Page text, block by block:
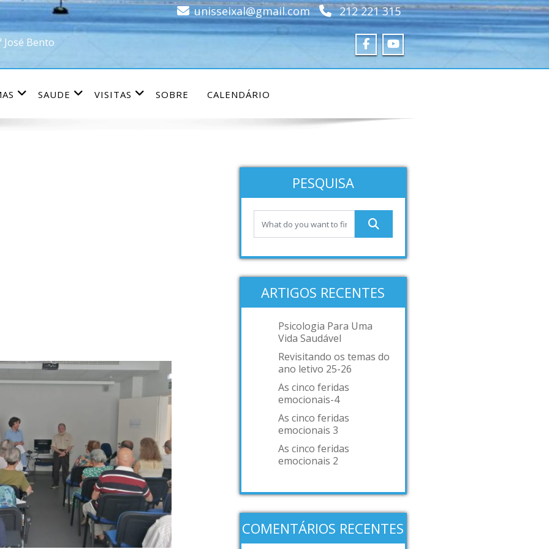
Bento
unisseixal@gmail.com 212 221 315
SAUDE VISITAS SOBRE CALENDÁRIO
PESQUISA
ARTIGOS RECENTES
Psicologia Para Uma
Vida Saudável
Revisitando os temas do
ano letivo 25-26
As cinco feridas
emocionais-4
As cinco feridas
emocionais 3
As cinco feridas
emocionais 2
COMENTÁRIOS RECENTES